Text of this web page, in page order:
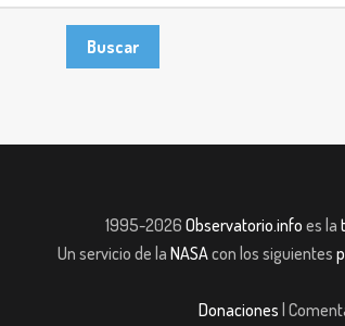
1995-2026 Observatorio.info es la
Un servicio de la NASAcon los siguientes
Donaciones |